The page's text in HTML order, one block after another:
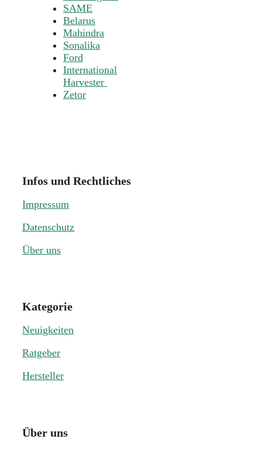
SAME
Belarus
Mahindra
Sonalika
Ford
International
Harvester
Zetor
Infos und Rechtliches
Impressum
Datenschutz
Über uns
Kategorie
Neuigkeiten
Ratgeber
Hersteller
Über uns